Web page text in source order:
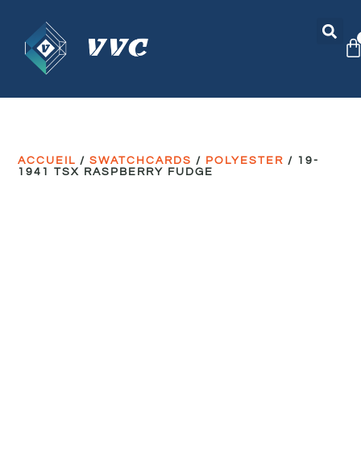
ACCUEIL /SWATCHCARDS / POLYESTER / 19-
1941 TSX RASPBERRY FUDGE